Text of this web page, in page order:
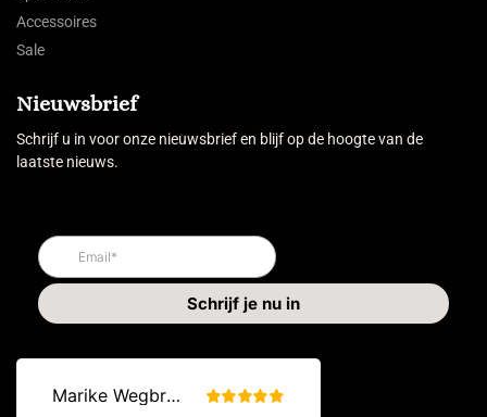
Accessoires
Sale
Nieuwsbrief
Schrijf u in voor onze nieuwsbrief en blijf op de hoogte van de
laatste nieuws.